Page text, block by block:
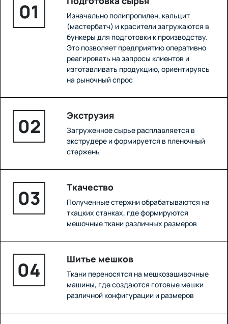
01
Изначально полипропилен, кальцит
(мастербатч) и красители загружаются в
бункеры для подготовки к производству.
Это позволяет предприятию оперативно
реагировать на запросы клиентов и
изготавливать продукцию, ориентируясь
на рыночный спрос
02 Экструзия
Загруженное сырье расплавляется в
экструдере и формируется в пленочный
стержень
03 Ткачество
Полученные стержни обрабатываются на
ткацких станках, где формируются
мешочные ткани различных размеров
04 Шитье мешков
Ткани переносятся на мешкозашивочные
машины, где создаются готовые мешки
различной конфигурации и размеров